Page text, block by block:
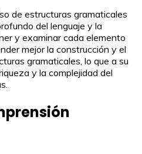
de estructuras gramaticales
del lenguaje y la
y examinar cada elemento
mejor la construcción y el
gramaticales, lo que a su
y la complejidad del